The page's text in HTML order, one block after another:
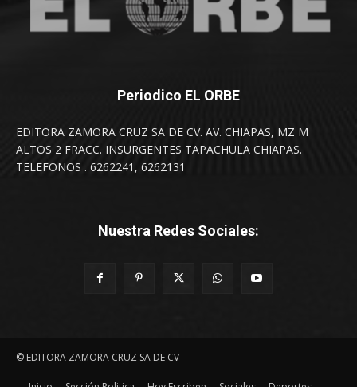
Periodico EL ORBE
EDITORA ZAMORA CRUZ SA DE CV. AV. CHIAPAS, MZ M
ALTOS 2 FRACC. INSURGENTES TAPACHULA CHIAPAS.
TELEFONOS . 6262241, 6262131
Nuestra Redes Sociales:
© EDITORA ZAMORA CRUZ SA DE CV